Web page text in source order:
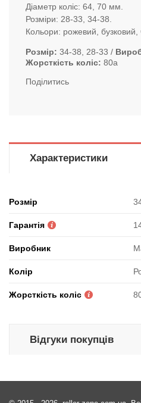
Діаметр коліс: 64, 70 мм.
Розміри: 28-33, 34-38.
Кольори: рожевий, бузковий,
Розмір 34-38, 28-33
Жорсткість коліс 80а
Поділитись
Характеристики
Розмір
Гарантія
Виробник
Колір
Жорсткість коліс
Відгуки покупців